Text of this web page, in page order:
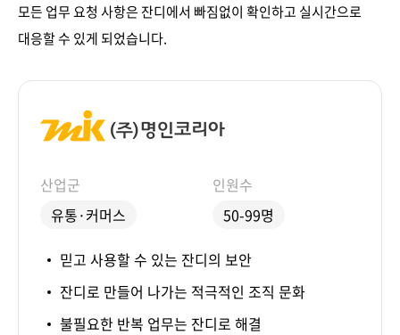
모든 업무 요청 사항은 잔디에서 빠짐없이 확인하고 실시간으로
대응할 수 있게 되었습니다.
산업군
유통·커머스
인원수
50-99명
믿고 사용할 수 있는 잔디의 보안
잔디로 만들어 나가는 적극적인 조직 문화
불필요한 반복 업무는 잔디로 해결